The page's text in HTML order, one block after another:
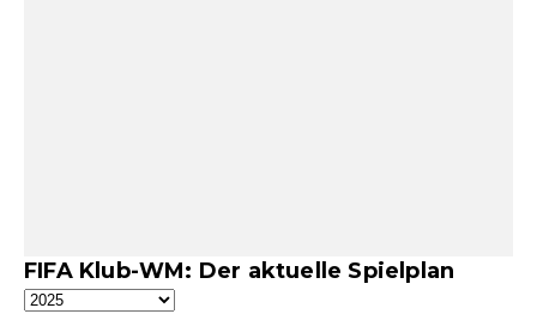
FIFA Klub-WM: Der aktuelle Spielplan